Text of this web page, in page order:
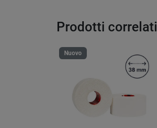
Prodotti correlati
Nuovo